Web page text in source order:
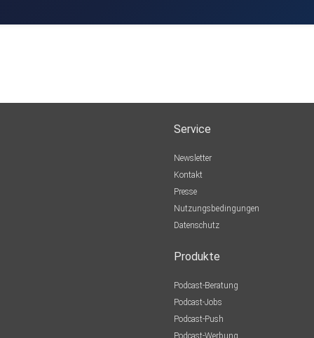
Service
Newsletter
Kontakt
Presse
Nutzungsbedingungen
Datenschutz
Produkte
Podcast-Beratung
Podcast-Jobs
Podcast-Push
Podcast-Werbung